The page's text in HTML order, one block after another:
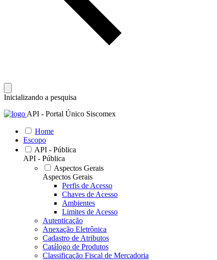
Inicializando a pesquisa
API - Portal Único Siscomex
Home
Escopo
API - Pública
API - Pública
Aspectos Gerais
Aspectos Gerais
Perfis de Acesso
Chaves de Acesso
Ambientes
Limites de Acesso
Autenticação
Anexação Eletrônica
Cadastro de Atributos
Catálogo de Produtos
Classificação Fiscal de Mercadoria